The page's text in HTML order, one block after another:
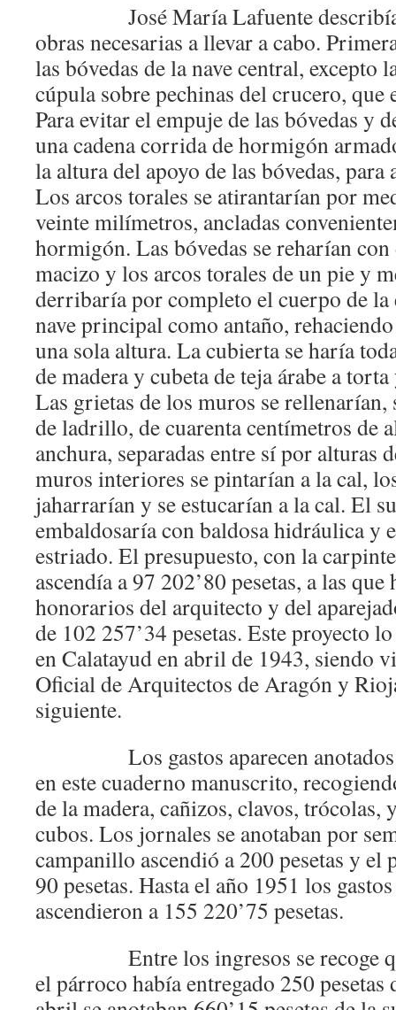
José María Lafuente describía
obras necesarias a llevar a cabo.
las bóvedas de la nave central, excepto
cúpula sobre pechinas del crucero, que
Para evitar el empuje de las bóvedas y
una cadena corrida de hormigón
la altura del apoyo de las bóvedas,
Los arcos torales se atirantarían por
veinte milímetros, ancladas
hormigón. Las bóvedas se reharían
macizo y los arcos torales de un pie y
derribaría por completo el cuerpo de la
nave principal como antaño,
una sola altura. La cubierta se haría
de madera y cubeta de teja árabe a
Las grietas de los muros se rellenarían,
de ladrillo, de cuarenta centímetros de
anchura, separadas entre sí por alturas
muros interiores se pintarían a la cal,
jaharrarían y se estucarían a la cal. El
embaldosaría con baldosa hidráulica y
estriado. El presupuesto, con la
ascendía a 97 202’80 pesetas, a las
honorarios del arquitecto y del
de 102 257’34 pesetas. Este proyecto
en Calatayud en abril de 1943, siendo
Oficial de Arquitectos de Aragón y
siguiente.
Los gastos aparecen anotados
en este cuaderno manuscrito,
de la madera, cañizos, clavos, trócolas,
cubos. Los jornales se anotaban por
campanillo ascendió a 200 pesetas y el
90 pesetas. Hasta el año 1951 los
ascendieron a 155 220’75 pesetas.
Entre los ingresos se recoge
el párroco había entregado 250